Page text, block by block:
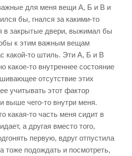
для меня вещи А, Б и В и
бы, гнался за какими-то
в закрытые двери, выжимал бы
к этим важным вещам
какой-то штиль. Эти А, Б и В
какое-то внутреннее состояние
отсутствие этих
учитывать этот фактор
выше чего-то внутри меня.
какая-то часть меня сидит в
а другая вместо того,
первую, вдруг отпустила
тоже подождать и посмотреть,